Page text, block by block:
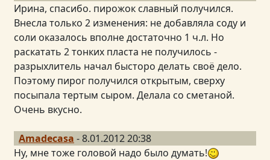
Ирина, спасибо. пирожок славный получился.
Внесла только 2 изменения: не добавляла соду и
соли оказалось вполне достаточно 1 ч.л. Но
раскатать 2 тонких пласта не получилось -
разрыхлитель начал бысторо делать своё дело.
Поэтому пирог получился открытым, сверху
посыпала тертым сыром. Делала со сметаной.
Очень вкусно.
Amadecasa - 8.01.2012 20:38
Ну, мне тоже головой надо было думать!